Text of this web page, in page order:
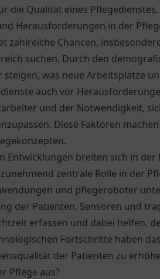
die Qualität eines Pflegedienstes.
Herausforderungen in der
zahlreiche Chancen,
suchen. Durch den
was neue Arbeitsplätze
auch vor
und der Notwendigkeit,
Diese Faktoren
Entwicklungen breiten sich in der
zentrale Rolle in der
und pflegeroboter
der Patienten. Sensoren und
erfassen und dabei helfen,
Fortschritte haben
der Patienten zu
Pflege aus?